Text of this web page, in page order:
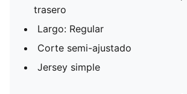
trasero
Largo: Regular
Corte semi-ajustado
Jersey simple